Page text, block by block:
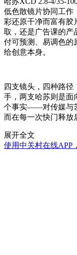
低色散镜片协同工作
彩还原干净而富有胶
取，还是广告课的产
付可预测、易调色的
给创意本身。
四支镜头，四种路
手，两支哈苏则是面
个事实——对传媒与
而在每一次快门释放
展开全文
使用中关村在线APP